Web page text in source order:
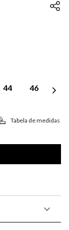
44 46
Tabela de medidas